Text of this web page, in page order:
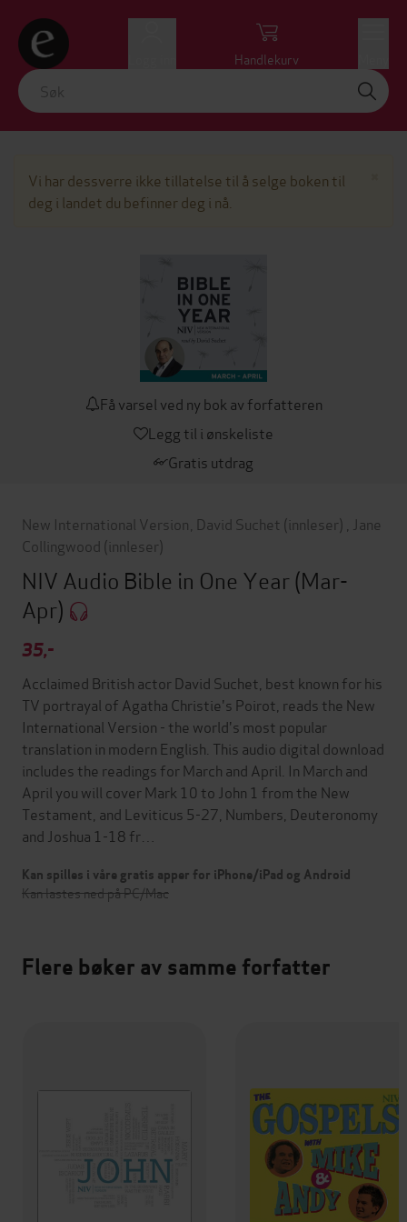
Handlekurv
Vi har dessverre ikke tillatelse til å selge boken til
deg i landet du befinner deg i nå.
Få varsel ved ny bok av forfatteren
Legg til i ønskeliste
Gratis utdrag
New International Version David Suchet (innleser)
Jane
Collingwood (innleser)
NIV Audio Bible in One Year (Mar-
Apr)
35,-
Acclaimed British actor David Suchet, best known for his
TV portrayal of Agatha Christie's Poirot, reads the New
International Version - the world's most popular
translation in modern English. This audio digital download
includes the readings for March and April. In March and
April you will cover Mark 10 to John 1 from the New
Testament, and Leviticus 5-27, Numbers, Deuteronomy
and Joshua 1-18 fr…
Kan spilles i våre gratis apper for iPhone/iPad og Android
Kan lastes ned på PC/Mac
Flere bøker av samme forfatter